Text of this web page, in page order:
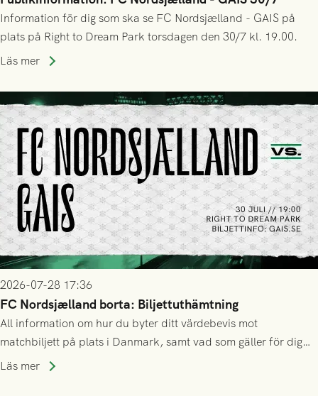
Information för dig som ska se FC Nordsjælland - GAIS på
plats på Right to Dream Park torsdagen den 30/7 kl. 19.00.
Läs mer
2026-07-28 17:36
FC Nordsjælland borta: Biljettuthämtning
All information om hur du byter ditt värdebevis mot
matchbiljett på plats i Danmark, samt vad som gäller för dig
som står på reservlista eller fått förhinder.
Läs mer